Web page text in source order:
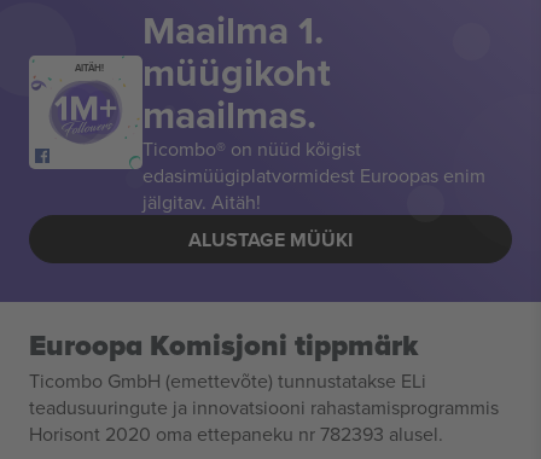
AITÄH!
Maailma 1.
müügikoht
maailmas.
Ticombo® on nüüd kõigist
edasimüügiplatvormidest Euroopas enim
jälgitav. Aitäh!
ALUSTAGE MÜÜKI
Euroopa Komisjoni tippmärk
Ticombo GmbH (emettevõte) tunnustatakse ELi
teadusuuringute ja innovatsiooni rahastamisprogrammis
Horisont 2020 oma ettepaneku nr 782393 alusel.